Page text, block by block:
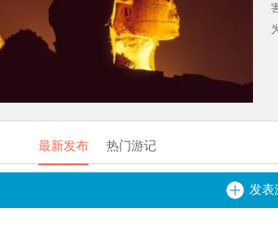
最新发布 热门游记
发表